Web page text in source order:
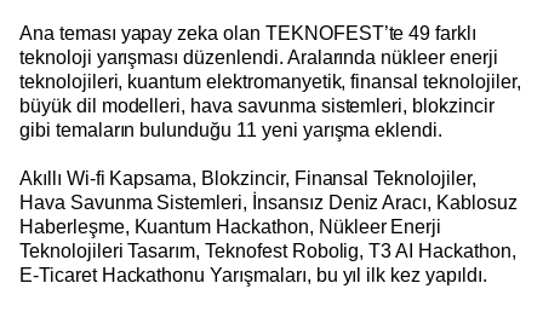
Ana teması yapay zeka olan TEKNOFEST’te 49 farklı
teknoloji yarışması düzenlendi. Aralarında nükleer enerji
teknolojileri, kuantum elektromanyetik, finansal teknolojiler,
büyük dil modelleri, hava savunma sistemleri, blokzincir
gibi temaların bulunduğu 11 yeni yarışma eklendi.
Akıllı Wi-fi Kapsama, Blokzincir, Finansal Teknolojiler,
Hava Savunma Sistemleri, İnsansız Deniz Aracı, Kablosuz
Haberleşme, Kuantum Hackathon, Nükleer Enerji
Teknolojileri Tasarım, Teknofest Robolig, T3 AI Hackathon,
E-Ticaret Hackathonu Yarışmaları, bu yıl ilk kez yapıldı.